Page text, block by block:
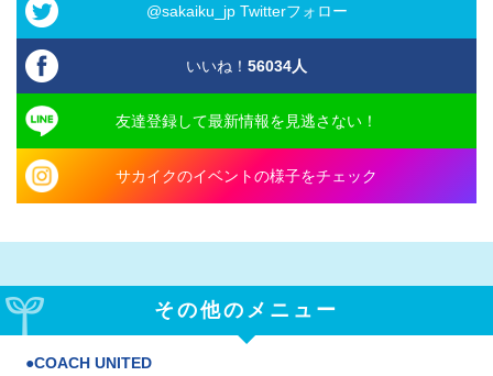
@sakaiku_jp Twitterフォロー
いいね！ 56034人
友達登録して最新情報を見逃さない！
サカイクのイベントの様子をチェック
その他のメニュー
COACH UNITED